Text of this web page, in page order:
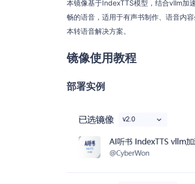
本镜像基于IndexTTS模型，结合vllm加
畅的语音，适用于有声书制作、语音内
本转语音解决方案。
镜像使用教程
部署实例